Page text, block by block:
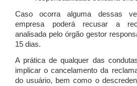
Caso ocorra alguma dessas
empresa poderá recusar a
analisada pelo órgão gestor
15 dias.
A prática de qualquer das
implicar o cancelamento da
do usuário, bem como o